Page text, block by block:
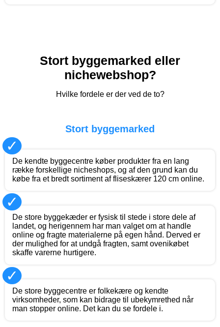
Stort byggemarked eller
nichewebshop?
Hvilke fordele er der ved de to?
Stort byggemarked
✓
De kendte byggecentre køber produkter fra en lang
række forskellige nicheshops, og af den grund kan du
købe fra et bredt sortiment af fliseskærer 120 cm online.
✓
De store byggekæder er fysisk til stede i store dele af
landet, og herigennem har man valget om at handle
online og fragte materialerne på egen hånd. Derved er
der mulighed for at undgå fragten, samt ovenikøbet
skaffe varerne hurtigere.
✓
De store byggecentre er folkekære og kendte
virksomheder, som kan bidrage til ubekymrethed når
man stopper online. Det kan du se fordele i.